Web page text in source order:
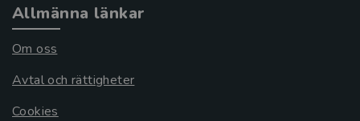
Allmänna länkar
Om oss
Avtal och rättigheter
Cookies